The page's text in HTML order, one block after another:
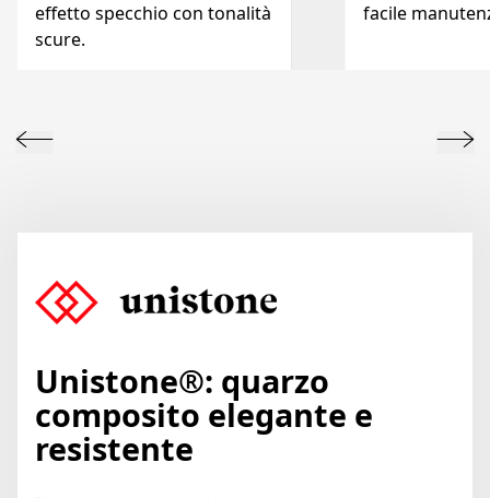
effetto specchio con tonalità
scure.
facile
Unistone®: quarzo
composito elegante e
resistente